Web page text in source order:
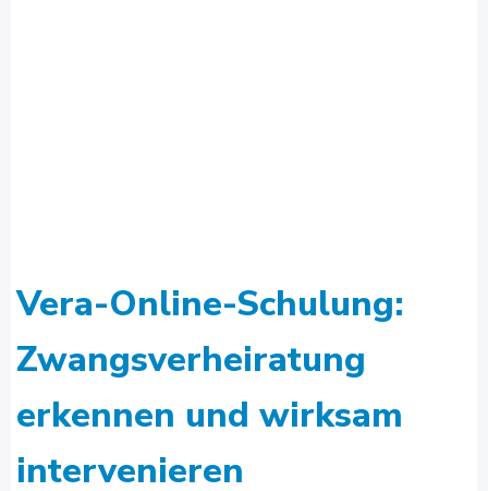
Vera-Online-Schulung:
Zwangsverheiratung
erkennen und wirksam
intervenieren